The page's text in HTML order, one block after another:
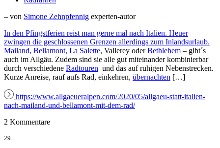
– von Simone Zehnpfennig experten-autor
In den Pfingstferien reist man gerne mal nach Italien. Heuer
zwingen die geschlossenen Grenzen allerdings zum Inlandsurlaub.
Mailand, Bellamont, La Salette, Vallerey oderBethlehem – gibt´s
auch im Allgäu. Zudem sind sie alle gut miteinander kombinierbar
durch verschiedene Radtouren und das auf ruhigen Nebenstrecken.
Kurze Anreise, rauf aufs Rad, einkehren, übernachten […]
https://www.allgaeueralpen.com/2020/05/allgaeu-statt-italien-
nach-mailand-und-bellamont-mit-dem-rad/
2 Kommentare
29.